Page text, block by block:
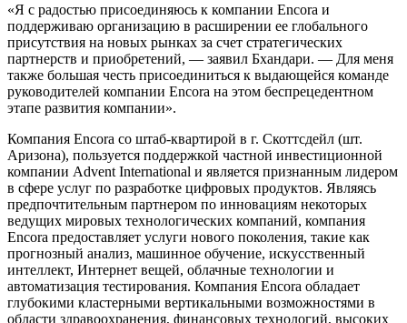
«Я с радостью присоединяюсь к компании Encora и
поддерживаю организацию в расширении ее глобального
присутствия на новых рынках за счет стратегических
партнерств и приобретений, — заявил Бхандари. — Для меня
также большая честь присоединиться к выдающейся команде
руководителей компании Encora на этом беспрецедентном
этапе развития компании».
Компания Encora со штаб-квартирой в г. Скоттсдейл (шт.
Аризона), пользуется поддержкой частной инвестиционной
компании Advent International и является признанным лидером
в сфере услуг по разработке цифровых продуктов. Являясь
предпочтительным партнером по инновациям некоторых
ведущих мировых технологических компаний, компания
Encora предоставляет услуги нового поколения, такие как
прогнозный анализ, машинное обучение, искусственный
интеллект, Интернет вещей, облачные технологии и
автоматизация тестирования. Компания Encora обладает
глубокими кластерными вертикальными возможностями в
области здравоохранения, финансовых технологий, высоких